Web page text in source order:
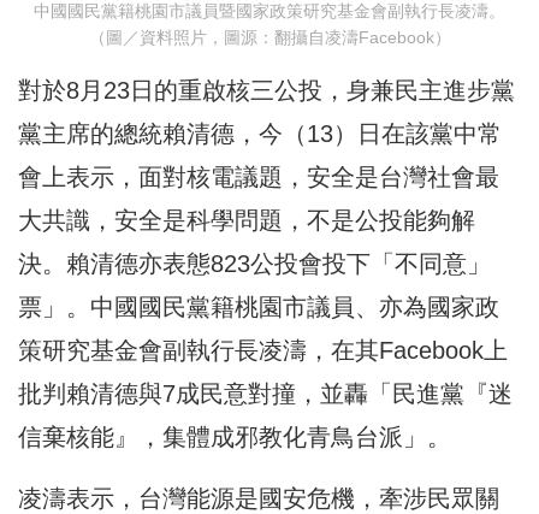
中國國民黨籍桃園市議員暨國家政策研究基金會副執行長凌濤。
（圖／資料照片，圖源：翻攝自凌濤Facebook）
對於8月23日的重啟核三公投，身兼民主進步黨
黨主席的總統賴清德，今（13）日在該黨中常
會上表示，面對核電議題，安全是台灣社會最
大共識，安全是科學問題，不是公投能夠解
決。賴清德亦表態823公投會投下「不同意」
票」。中國國民黨籍桃園市議員、亦為國家政
策研究基金會副執行長凌濤，在其Facebook上
批判賴清德與7成民意對撞，並轟「民進黨『迷
信棄核能』，集體成邪教化青鳥台派」。
凌濤表示，台灣能源是國安危機，牽涉民眾關